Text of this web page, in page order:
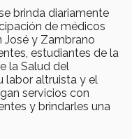
brinda diariamente
de médicos
José y Zambrano
estudiantes de la
la Salud del
labor altruista y el
servicios con
y brindarles una